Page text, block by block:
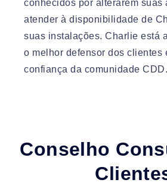
conhecidos por alterarem suas
atender à disponibilidade de
suas instalações. Charlie está
o melhor defensor dos clientes
confiança da comunidade CDD.
Conselho